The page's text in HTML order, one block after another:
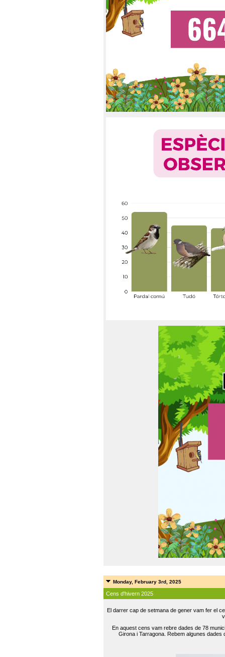
Monday, February 3rd, 2025
Cens d'hivern 2025
El darrer cap de setmana de gener vam fer el
En aquest cens vam rebre dades de 78
Girona i Tarragona. Rebem algunes